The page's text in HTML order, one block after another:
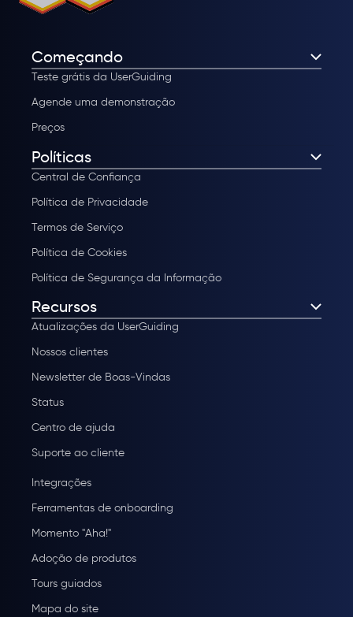
Começando
Teste grátis da UserGuiding
Agende uma demonstração
Preços
Políticas
Central de Confiança
Política de Privacidade
Termos de Serviço
Política de Cookies
Política de Segurança da Informação
Recursos
Atualizações da UserGuiding
Nossos clientes
Newsletter de Boas-Vindas
Status
Centro de ajuda
Suporte ao cliente
Integrações
Ferramentas de onboarding
Momento "Aha!"
Adoção de produtos
Tours guiados
Mapa do site